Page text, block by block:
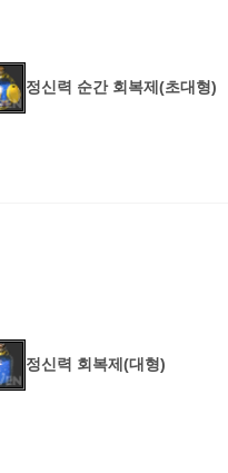
정신력 순간 회복제(초대형)
정신력 회복제(대형)